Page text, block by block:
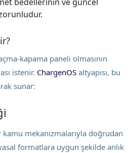
kapama paneli olmasının
istenir. ChargenOS altyapısı, bu
sunar:
kamu mekanizmalarıyla doğrudan
formatlara uygun şekilde anlık